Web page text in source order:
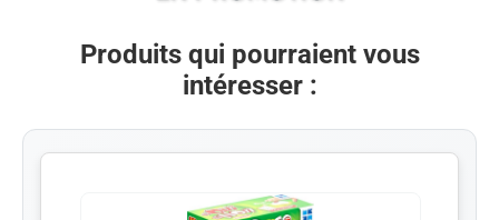
Produits qui pourraient vous
intéresser :